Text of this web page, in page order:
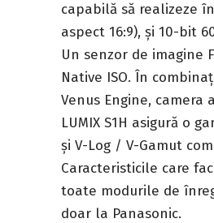
capabilă să realizeze
aspect 16:9), și 10-bit
Un senzor de imagine
Native ISO. În
Venus Engine,
LUMIX S1H asigură o
și V-Log / V-Gamut
Caracteristicile care
toate modurile de
doar la Panasonic.